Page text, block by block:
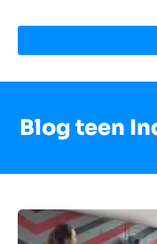
Blog teen